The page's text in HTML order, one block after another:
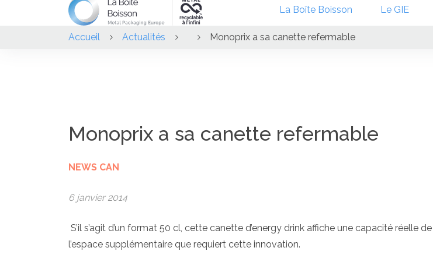
La Boîte Boisson Le GIE
Accueil Actualités Monoprix a sa canette refermable
Monoprix a sa canette refermable
NEWS CAN
6 janvier 2014
S’il s’agit d’un format 50 cl, cette canette d’energy drink affiche une capacité réelle
l’espace supplémentaire que requiert cette innovation.